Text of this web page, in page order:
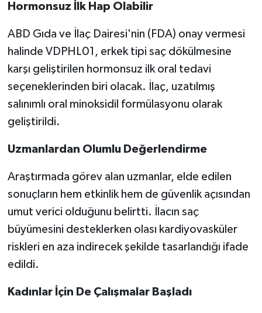
Hormonsuz İlk Hap Olabilir
ABD Gıda ve İlaç Dairesi'nin (FDA) onay vermesi
halinde VDPHL01, erkek tipi saç dökülmesine
karşı geliştirilen hormonsuz ilk oral tedavi
seçeneklerinden biri olacak. İlaç, uzatılmış
salınımlı oral minoksidil formülasyonu olarak
geliştirildi.
Uzmanlardan Olumlu Değerlendirme
Araştırmada görev alan uzmanlar, elde edilen
sonuçların hem etkinlik hem de güvenlik açısından
umut verici olduğunu belirtti. İlacın saç
büyümesini desteklerken olası kardiyovasküler
riskleri en aza indirecek şekilde tasarlandığı ifade
edildi.
Kadınlar İçin De Çalışmalar Başladı